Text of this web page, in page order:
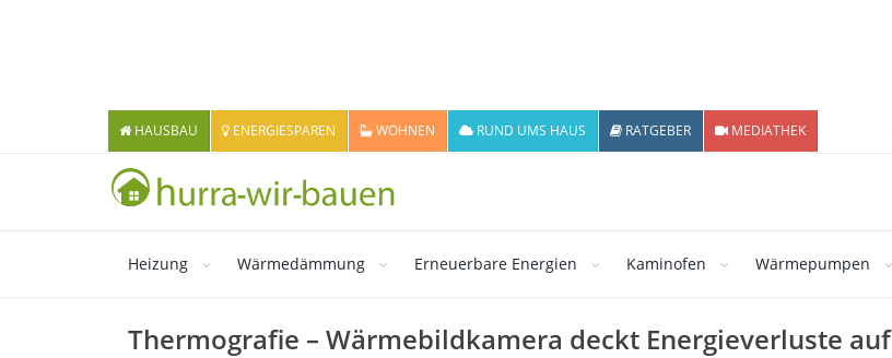
HAUSBAU ENERGIESPAREN WOHNEN RUND UMS HAUS RATGEBER MEDIATHEK
Heizung Wärmedämmung Erneuerbare Energien Kaminofen Wärmepumpen
Thermografie – Wärmebildkamera deckt Energieverluste auf